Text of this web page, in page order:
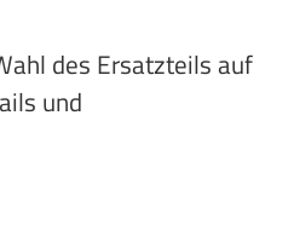
des Ersatzteils auf
und